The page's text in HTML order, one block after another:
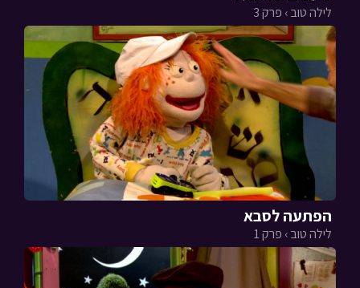
לילה טוב › פרק 3
הפתעה לסבא
לילה טוב › פרק 1